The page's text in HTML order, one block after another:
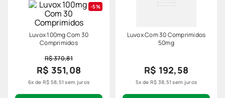
5%
Luvox 100mg Com 30
Comprimidos
R$ 370,81
R$ 351,08
6x de R$ 58,51 sem juros
Luvox Com 30 Comprimidos
50mg
R$ 192,58
5x de R$ 38,51 sem juros